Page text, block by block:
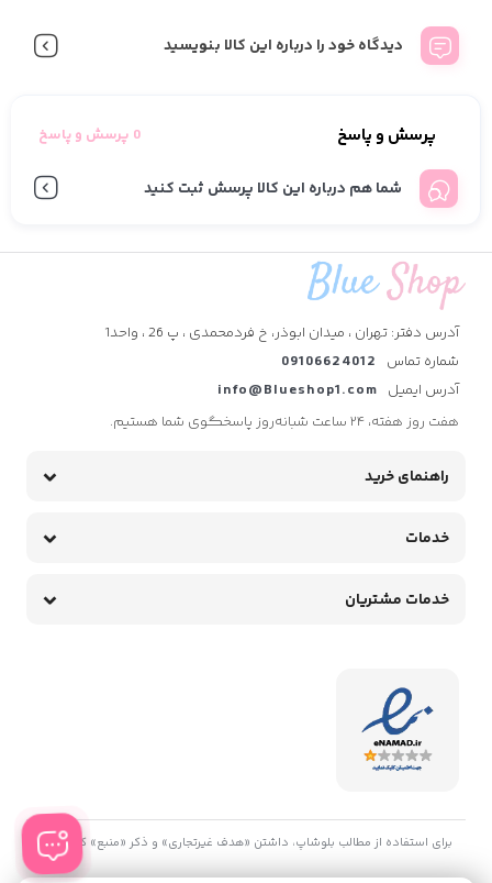
دیدگاه خود را درباره این کالا بنویسید
پرسش و پاسخ 0 پرسش و پاسخ
شما هم درباره این کالا پرسش ثبت کنید
آدرس دفتر: تهران ، میدان ابوذر، خ فردمحمدی ، پ 26 ، واحد1
شماره تماس 09106624012
آدرس ایمیل info@Blueshop1.com
هفت روز هفته، ۲۴ ساعت شبانه‌روز پاسخگوی شما هستیم.
راهنمای خرید
خدمات
خدمات مشتریان
برای استفاده از مطالب بلوشاپ، داشتن «هدف غیرتجاری» و ذکر «منبع» کافیست.